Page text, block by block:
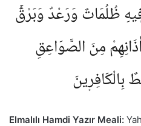
ظُلُمَاتٌ وَرَعْدٌ وَبَرْقٌۚ
مِنَ الصَّوَاعِقِ
بِالْكَافِر۪ينَ
Elmalılı Hamdi Yazır Meali: